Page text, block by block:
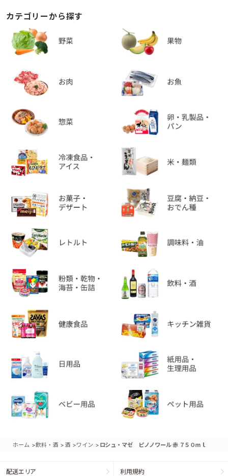
カテゴリーから探す
ホーム >飲料・酒 > 酒 >ワイン > ロシュ・マゼ ピノノワール 赤 ７５０ｍｌ
配送エリア 利用規約